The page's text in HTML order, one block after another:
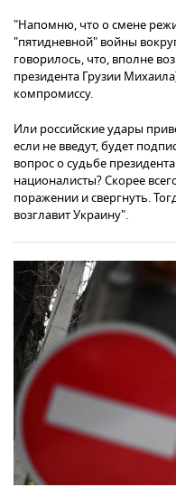
"Напомню, что о смене
"пятидневной" войны
говорилось, что, вполне
президента Грузии
компромиссу.
Или российские удары
если не введут, будет
вопрос о судьбе
националисты? Скорее
поражении и свергнуть.
возглавит Украину".